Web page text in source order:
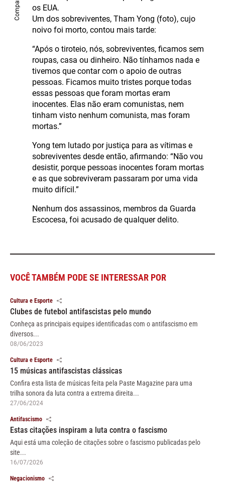
os EUA.
Um dos sobreviventes, Tham Yong (foto), cujo
noivo foi morto, contou mais tarde:
“Após o tiroteio, nós, sobreviventes, ficamos sem
roupas, casa ou dinheiro. Não tínhamos nada e
tivemos que contar com o apoio de outras
pessoas. Ficamos muito tristes porque todas
essas pessoas que foram mortas eram
inocentes. Elas não eram comunistas, nem
tinham visto nenhum comunista, mas foram
mortas.”
Yong tem lutado por justiça para as vítimas e
sobreviventes desde então, afirmando: “Não vou
desistir, porque pessoas inocentes foram mortas
e as que sobreviveram passaram por uma vida
muito difícil.”
Nenhum dos assassinos, membros da Guarda
Escocesa, foi acusado de qualquer delito.
VOCÊ TAMBÉM PODE SE INTERESSAR POR
Cultura e Esporte
Clubes de futebol antifascistas pelo mundo
Conheça as principais equipes identificadas com o antifascismo em
diversos...
08/06/2023
Cultura e Esporte
15 músicas antifascistas clássicas
Confira esta lista de músicas feita pela Paste Magazine para uma
trilha sonora da luta contra a extrema direita...
27/06/2024
Antifascismo
Estas citações inspiram a luta contra o fascismo
Aqui está uma coleção de citações sobre o fascismo publicadas pelo
site...
16/07/2026
Negacionismo